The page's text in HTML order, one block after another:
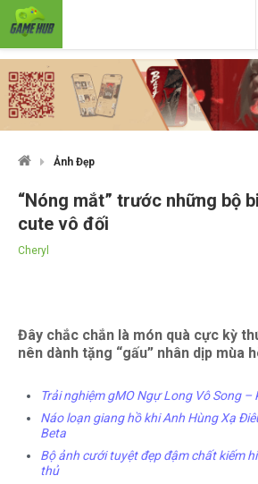
Ảnh Đẹp
“Nóng mắt” trước những bộ
cute vô đối
Cheryl
Đây chắc chắn là món quà cực kỳ
nên dành tặng “gấu” nhân dịp mùa
Trải nghiệm gMO Ngự Long Vô Song –
Náo loạn giang hồ khi Anh Hùng Xạ
Beta
Bộ ảnh cưới tuyệt đẹp đậm chất kiếm
thủ